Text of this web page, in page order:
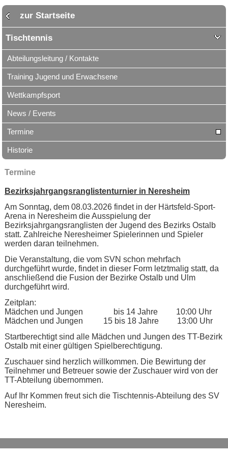
zur Startseite
Tischtennis
Abteilungsleitung / Kontakte
Training Jugend und Erwachsene
Wettkampfsport
News / Events
Termine
Historie
Termine
Bezirksjahrgangsranglistenturnier in Neresheim
Am Sonntag, dem 08.03.2026 findet in der Härtsfeld-Sport-
Arena in Neresheim die Ausspielung der
Bezirksjahrgangsranglisten der Jugend des Bezirks Ostalb
statt. Zahlreiche Neresheimer Spielerinnen und Spieler
werden daran teilnehmen.
Die Veranstaltung, die vom SVN schon mehrfach
durchgeführt wurde, findet in dieser Form letztmalig statt, da
anschließend die Fusion der Bezirke Ostalb und Ulm
durchgeführt wird.
Zeitplan:
Mädchen und Jungen bis 14 Jahre 10:00 Uhr
Mädchen und Jungen 15 bis 18 Jahre 13:00 Uhr
Startberechtigt sind alle Mädchen und Jungen des TT-Bezirk
Ostalb mit einer gültigen Spielberechtigung.
Zuschauer sind herzlich willkommen. Die Bewirtung der
Teilnehmer und Betreuer sowie der Zuschauer wird von der
TT-Abteilung übernommen.
Auf Ihr Kommen freut sich die Tischtennis-Abteilung des SV
Neresheim.